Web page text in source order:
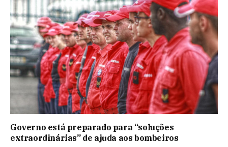
Governo está preparado para “soluções
extraordinárias” de ajuda aos bombeiros